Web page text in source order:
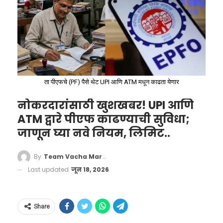
संरक्षण देण्यात आले आहे. या उपक्रमामागील त्यांची
भावना खरोखरच मन स्पर्शून जाणारी आहे. हे कुटुंब
समाजासाठी एक मोठी प्रेरणा बनले आहे.”
ता पीएफचे (PF) पैसे थेट UPI आणि ATM मधून काढता येणार
नोकरदारांसाठी खुशखबर! UPI आणि
ATM द्वारे पीएफ काढण्याची सुविधा;
जाणून घ्या नवे नियम, लिमिट..
By Team Vacha Marathi
Last updated जून 18, 2026
Share